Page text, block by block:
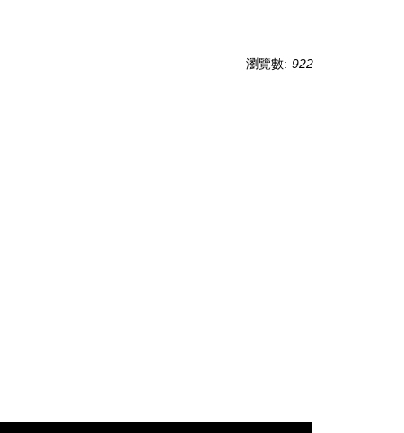
瀏覽數: 922